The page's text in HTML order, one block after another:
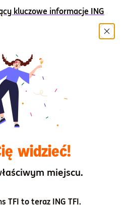
kluczowe informacje ING
przez subfundusz
dotyczące wyników
głównych
decyzji inwestycyjnych
widzieć!
miejscu.
TFI to teraz ING TFI.